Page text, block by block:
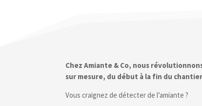
Chez Amiante & Co, nous
sur mesure, du début à la fin du
Vous craignez de détecter de l’amiante ?